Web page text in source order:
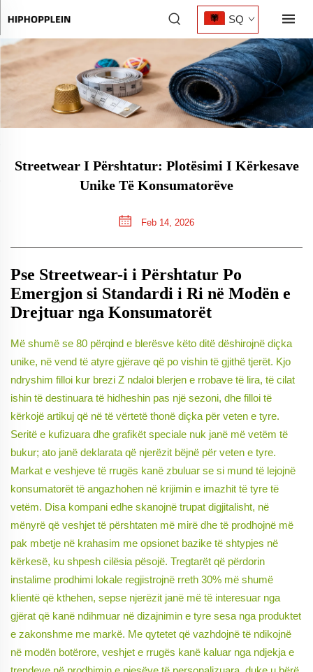
SQ
Streetwear I Përshtatur: Plotësimi I Kërkesave
Unike Të Konsumatorëve
Feb 14, 2026
Pse Streetwear-i i Përshtatur Po
Emergjon si Standardi i Ri në Modën e
Drejtuar nga Konsumatorët
Më shumë se 80 përqind e blerësve këto ditë dëshirojnë diçka
unike, në vend të atyre gjërave që po vishin të gjithë tjerët. Kjo
ndryshim filloi kur brezi Z ndaloi blerjen e rrobave të lira, të cilat
ishin të destinuara të hidheshin pas një sezoni, dhe filloi të
kërkojë artikuj që në të vërtetë thonë diçka për veten e tyre.
Seritë e kufizuara dhe grafikët speciale nuk janë më vetëm të
bukur; ato janë deklarata që njerëzit bëjnë për veten e tyre.
Markat e veshjeve të rrugës kanë zbuluar se si mund të lejojnë
konsumatorët të angazhohen në krijimin e imazhit të tyre të
vetëm. Disa kompani edhe skanojnë trupat digjitalisht, në
mënyrë që veshjet të përshtaten më mirë dhe të prodhojnë më
pak mbetje në krahasim me opsionet bazike të shtypjes në
kërkesë, ku shpesh cilësia pësojë. Tregtarët që përdorin
instalime prodhimi lokale regjistrojnë rreth 30% më shumë
klientë që kthehen, sepse njerëzit janë më të interesuar nga
gjërat që kanë ndihmuar në dizajnimin e tyre sesa nga produktet
e zakonshme me markë. Me qytetet që vazhdojnë të ndikojnë
në modën botërore, veshjet e rrugës kanë kaluar nga ndjekja e